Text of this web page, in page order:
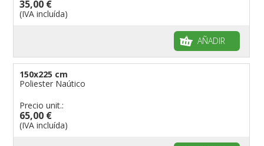
Banderas para niños
35,00 €
(IVA incluída)
AÑADIR
150x225 cm
Poliester Naútico
Precio unit.:
65,00 €
(IVA incluída)